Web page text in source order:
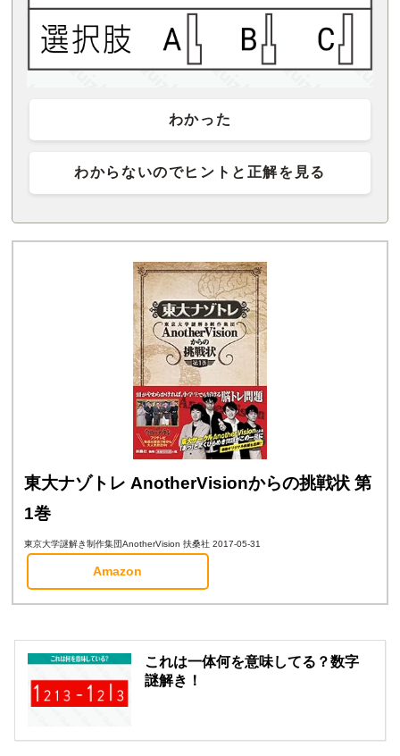
わかった
わからないのでヒントと正解を見る
東大ナゾトレ AnotherVisionからの挑戦状 第
1巻
東京大学謎解き制作集団AnotherVision 扶桑社 2017-05-31
Amazon
これは一体何を意味してる？数字
謎解き！